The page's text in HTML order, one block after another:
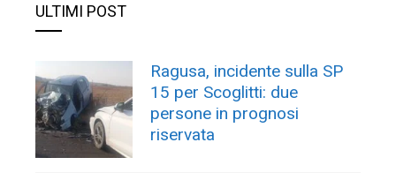
ULTIMI POST
Ragusa, incidente sulla SP
15 per Scoglitti: due
persone in prognosi
riservata